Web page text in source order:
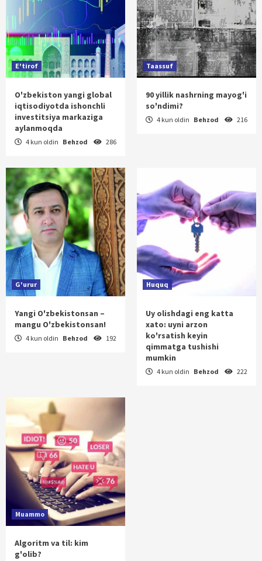
E'tirof
O'zbekiston yangi global
iqtisodiyotda ishonchli
investitsiya markaziga
aylanmoqda
4 kun oldin Behzod 286
Taassuf
90 yillik nashrning mayog'i
so'ndimi?
4 kun oldin Behzod 216
G'urur
Yangi O'zbekistonsan –
mangu O'zbekistonsan!
4 kun oldin Behzod 192
Huquq
Uy olishdagi eng katta
xato: uyni arzon
ko'rsatish keyin
qimmatga tushishi
mumkin
4 kun oldin Behzod 222
Muammo
Algoritm va til: kim
g'olib?